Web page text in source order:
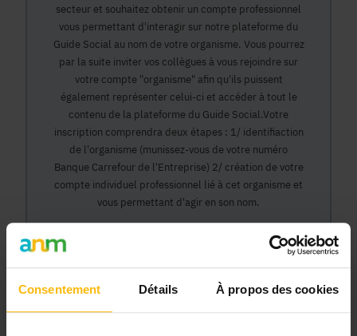
Consentement Détails À propos des cookies
secteur et souhaitez obtenir un compte professionnel
vous permettant d'interagir sur notre plateforme du
Guide Social au nom de votre organisme. Vous pourrez
par la suite inviter vos collègues à vous rejoindre sur
votre compte "organisme" afin qu'ils puissent
également représenter celui-ci et accéder à tout le
contenu de la plateforme du Guide Social.Votre
inscription comprendra deux étapes : 1/ identifiaction
de l'organisme (munissez-vous de votre numéro
Banque Carrefour de l'Entreprise) 2/ création de votre
compte individuel professionnel lié à cet organisme et
vous permettant d'agir en son nom.